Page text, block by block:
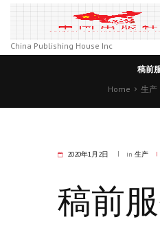
China Publishing House Inc
稿前
Home
生产
2020年1月2日 in 生产
稿前